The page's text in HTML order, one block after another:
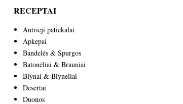
RECEPTAI
Antrieji patiekalai
Apkepai
Bandelės & Spurgos
Batonėliai & Brauniai
Blynai & Blyneliai
Desertai
Duonos